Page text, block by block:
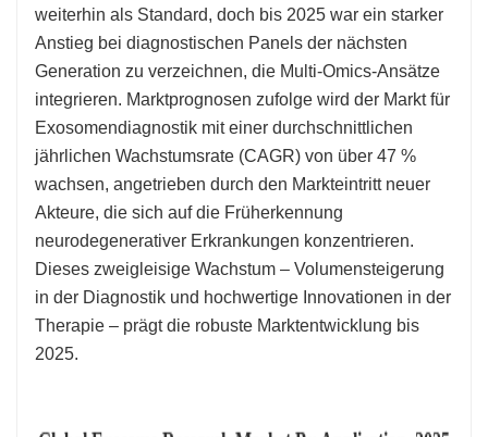
weiterhin als Standard, doch bis 2025 war ein starker
Anstieg bei diagnostischen Panels der nächsten
Generation zu verzeichnen, die Multi-Omics-Ansätze
integrieren. Marktprognosen zufolge wird der Markt für
Exosomendiagnostik mit einer durchschnittlichen
jährlichen Wachstumsrate (CAGR) von über 47 %
wachsen, angetrieben durch den Markteintritt neuer
Akteure, die sich auf die Früherkennung
neurodegenerativer Erkrankungen konzentrieren.
Dieses zweigleisige Wachstum – Volumensteigerung
in der Diagnostik und hochwertige Innovationen in der
Therapie – prägt die robuste Marktentwicklung bis
2025.